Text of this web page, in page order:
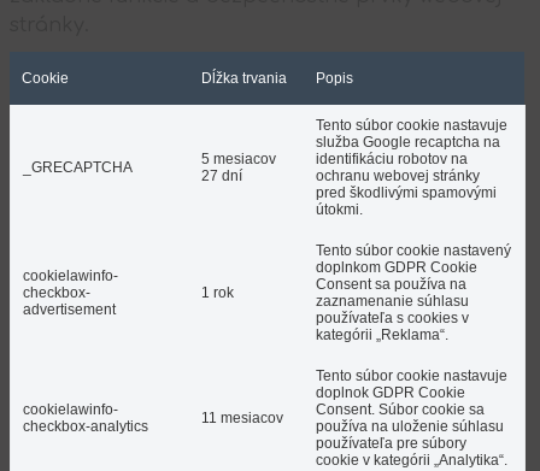
Cookie Dĺžka trvania Popis
_GRECAPTCHA
5 mesiacov
27 dní
Tento súbor cookie nastavuje
služba Google recaptcha na
identifikáciu robotov na
ochranu webovej stránky
pred škodlivými spamovými
útokmi.
cookielawinfo-
checkbox-
advertisement
1 rok
Tento súbor cookie nastavený
doplnkom GDPR Cookie
Consent sa používa na
zaznamenanie súhlasu
používateľa s cookies v
kategórii „Reklama“.
cookielawinfo-
checkbox-analytics
11 mesiacov
Tento súbor cookie nastavuje
doplnok GDPR Cookie
Consent. Súbor cookie sa
používa na uloženie súhlasu
používateľa pre súbory
cookie v kategórii „Analytika“.